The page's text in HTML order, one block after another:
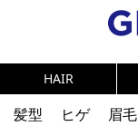
HAIR
髪型 ヒゲ 眉毛